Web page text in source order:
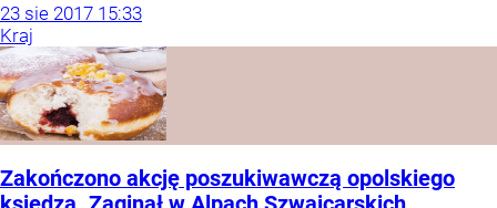
23 sie 2017 15:33
Kraj
Zakończono akcję poszukiwawczą opolskiego